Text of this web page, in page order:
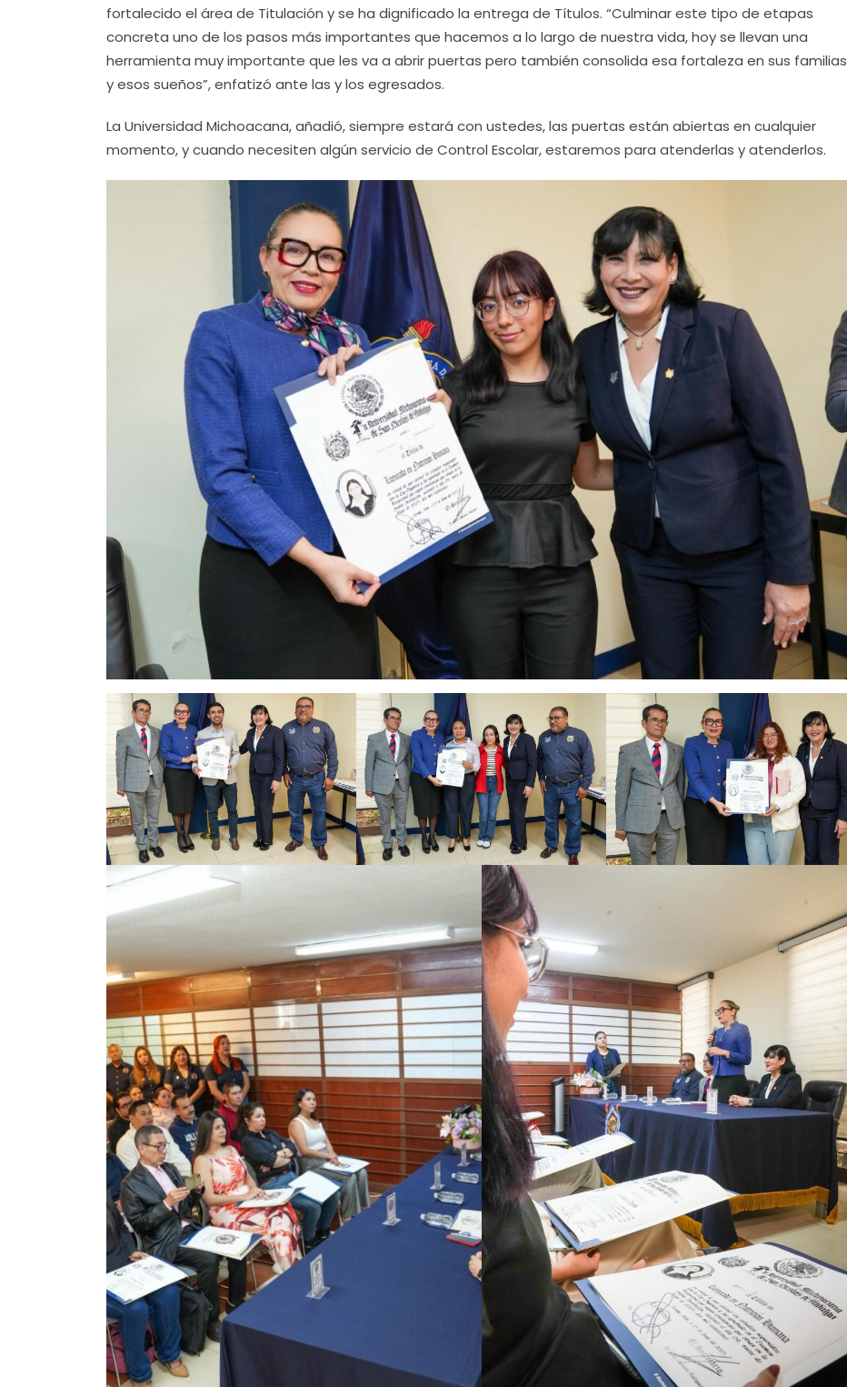
fortalecido el área de Titulación y se ha dignificado la entrega de Títulos. “Culminar este tipo de etapas
concreta uno de los pasos más importantes que hacemos a lo largo de nuestra vida, hoy se llevan una
herramienta muy importante que les va a abrir puertas pero también consolida esa fortaleza en sus familias
y esos sueños”, enfatizó ante las y los egresados.
La Universidad Michoacana, añadió, siempre estará con ustedes, las puertas están abiertas en cualquier
momento, y cuando necesiten algún servicio de Control Escolar, estaremos para atenderlas y atenderlos.